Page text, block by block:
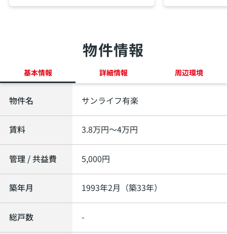
物件情報
基本情報 詳細情報 周辺環境
物件名 サンライフ有楽
賃料 3.8万円～4万円
管理 / 共益費 5,000円
築年月 1993年2月（築33年）
総戸数 -